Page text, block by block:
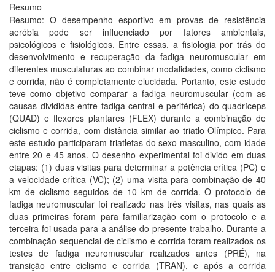
Resumo
Resumo: O desempenho esportivo em provas de resistência
aeróbia pode ser influenciado por fatores ambientais,
psicológicos e fisiológicos. Entre essas, a fisiologia por trás do
desenvolvimento e recuperação da fadiga neuromuscular em
diferentes musculaturas ao combinar modalidades, como ciclismo
e corrida, não é completamente elucidada. Portanto, este estudo
teve como objetivo comparar a fadiga neuromuscular (com as
causas divididas entre fadiga central e periférica) do quadríceps
(QUAD) e flexores plantares (FLEX) durante a combinação de
ciclismo e corrida, com distância similar ao triatlo Olímpico. Para
este estudo participaram triatletas do sexo masculino, com idade
entre 20 e 45 anos. O desenho experimental foi divido em duas
etapas: (1) duas visitas para determinar a potência crítica (PC) e
a velocidade crítica (VC); (2) uma visita para combinação de 40
km de ciclismo seguidos de 10 km de corrida. O protocolo de
fadiga neuromuscular foi realizado nas três visitas, nas quais as
duas primeiras foram para familiarização com o protocolo e a
terceira foi usada para a análise do presente trabalho. Durante a
combinação sequencial de ciclismo e corrida foram realizados os
testes de fadiga neuromuscular realizados antes (PRÉ), na
transição entre ciclismo e corrida (TRAN), e após a corrida